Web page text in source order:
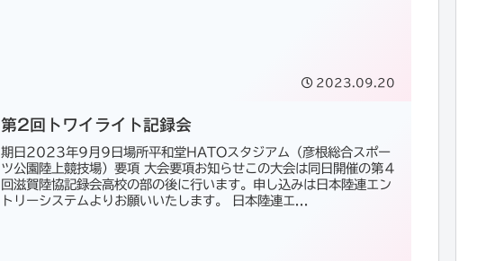
2023.09.20
第2回トワイライト記録会
期日2023年9月9日場所平和堂HATOスタジアム（彦根総合スポー
ツ公園陸上競技場）要項 大会要項お知らせこの大会は同日開催の第４
回滋賀陸協記録会高校の部の後に行います。申し込みは日本陸連エン
トリーシステムよりお願いいたします。 日本陸連エ...